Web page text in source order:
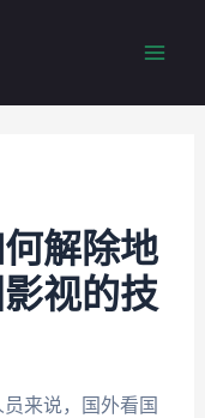
解除地
视的技
来说，国外看国